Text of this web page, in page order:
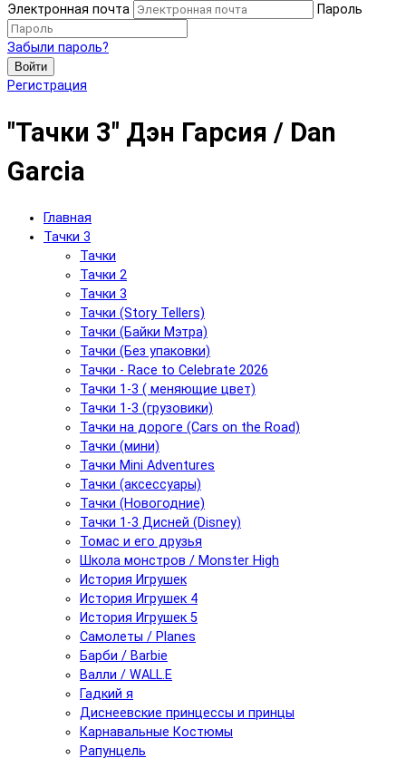
Электронная почта
Пароль
Забыли пароль?
Войти
Регистрация
"Тачки 3" Дэн Гарсия / Dan
Garcia
Главная
Тачки 3
Тачки
Тачки 2
Тачки 3
Тачки (Story Tellers)
Тачки (Байки Мэтра)
Тачки (Без упаковки)
Тачки - Race to Celebrate 2026
Тачки 1-3 ( меняющие цвет)
Тачки 1-3 (грузовики)
Тачки на дороге (Cars on the Road)
Тачки (мини)
Тачки Mini Adventures
Тачки (аксессуары)
Тачки (Новогодние)
Тачки 1-3 Дисней (Disney)
Томас и его друзья
Школа монстров / Monster High
История Игрушек
История Игрушек 4
История Игрушек 5
Самолеты / Planes
Барби / Barbie
Валли / WALL.E
Гадкий я
Диснеевские принцессы и принцы
Карнавальные Костюмы
Рапунцель